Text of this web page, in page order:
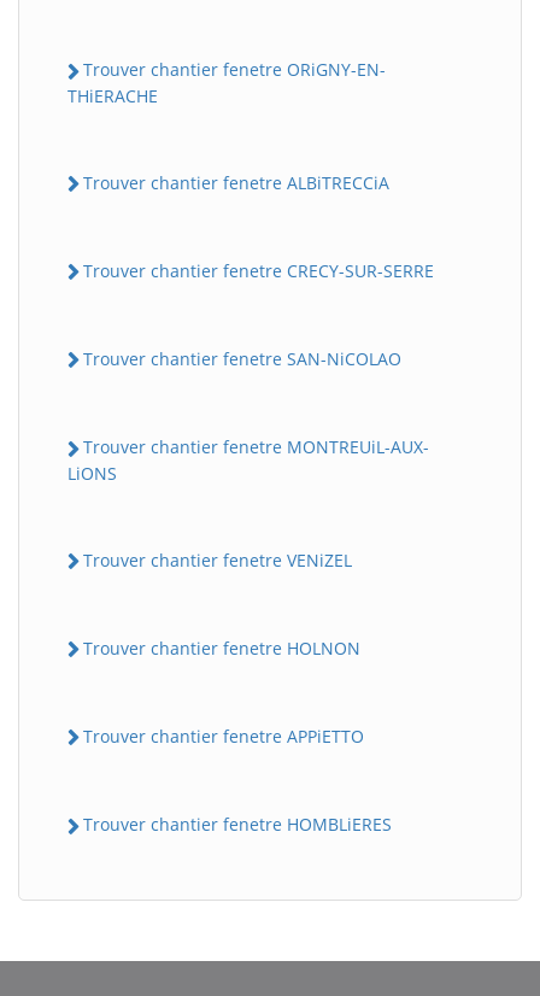
Trouver chantier fenetre ORiGNY-EN-
THiERACHE
Trouver chantier fenetre ALBiTRECCiA
Trouver chantier fenetre CRECY-SUR-SERRE
Trouver chantier fenetre SAN-NiCOLAO
Trouver chantier fenetre MONTREUiL-AUX-
LiONS
Trouver chantier fenetre VENiZEL
Trouver chantier fenetre HOLNON
Trouver chantier fenetre APPiETTO
Trouver chantier fenetre HOMBLiERES
BatiWebPro